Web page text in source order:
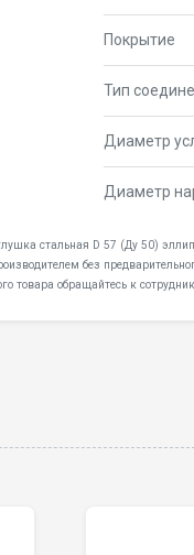
Покрытие
Тип
Диаметр
Диаметр
стальная D 57 (Ду 50)
без
товара обращайтесь к